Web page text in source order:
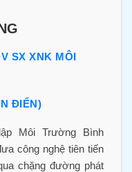
SX XNK MÔI
ĐIỂN)
Môi Trường Bình
công nghệ tiên tiến
chặng đường phát